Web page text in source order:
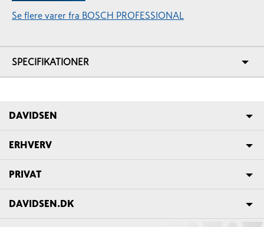
Se flere varer fra BOSCH PROFESSIONAL
SPECIFIKATIONER
DAVIDSEN
ERHVERV
PRIVAT
DAVIDSEN.DK